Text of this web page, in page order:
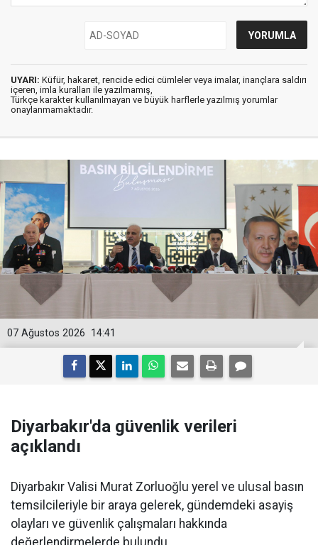
UYARI: Küfür, hakaret, rencide edici cümleler veya imalar, inançlara saldırı
içeren, imla kuralları ile yazılmamış,
Türkçe karakter kullanılmayan ve büyük harflerle yazılmış yorumlar
onaylanmamaktadır.
14:41
07 Ağustos 2026
Diyarbakır'da güvenlik verileri
açıklandı
Diyarbakır Valisi Murat Zorluoğlu yerel ve ulusal basın
temsilcileriyle bir araya gelerek, gündemdeki asayiş
olayları ve güvenlik çalışmaları hakkında